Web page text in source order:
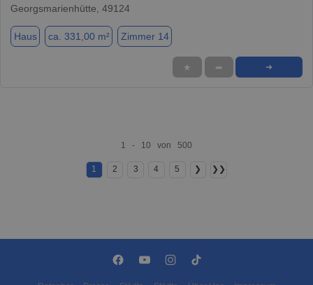
Georgsmarienhütte, 49124
Haus ca. 331,00 m² Zimmer 14
★ ➦ ➜
1 - 10 von 500
1 2 3 4 5 ❯ ❯❯